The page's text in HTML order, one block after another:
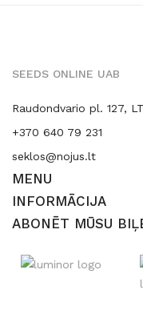
SEEDS ONLINE UAB
Raudondvario pl. 127,
+370 640 79 231
seklos@nojus.lt
MENU
INFORMĀCIJA
ABONĒT MŪSU